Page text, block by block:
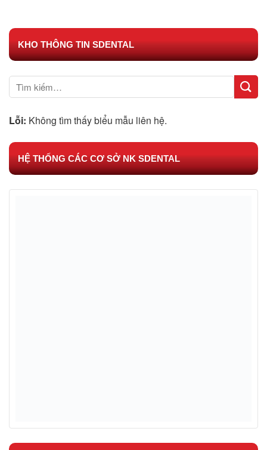
KHO THÔNG TIN SDENTAL
Lỗi: Không tìm thấy biểu mẫu liên hệ.
HỆ THỐNG CÁC CƠ SỞ NK SDENTAL